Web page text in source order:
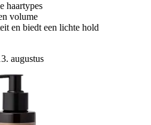
haartypes
volume
en biedt een lichte hold
augustus